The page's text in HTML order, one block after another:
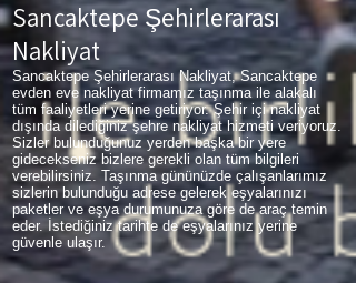
Sancaktepe Şehirlerarası
Nakliyat
Sancaktepe Şehirlerarası Nakliyat, Sancaktepe
evden eve nakliyat firmamız taşınma ile alakalı
tüm faaliyetleri yerine getiriyor. Şehir içi nakliyat
dışında dilediğiniz şehre nakliyat hizmeti veriyoruz.
Sizler bulunduğunuz yerden başka bir yere
gidecekseniz bizlere gerekli olan tüm bilgileri
verebilirsiniz. Taşınma gününüzde çalışanlarımız
sizlerin bulunduğu adrese gelerek eşyalarınızı
paketler ve eşya durumunuza göre de araç temin
eder. İstediğiniz tarihte de eşyalarınız yerine
güvenle ulaşır.